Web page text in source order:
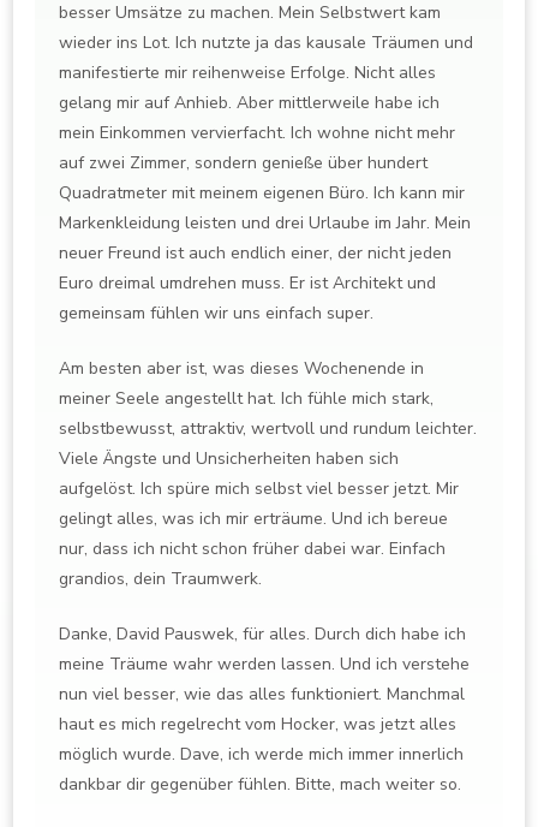
besser Umsätze zu machen. Mein Selbstwert kam
wieder ins Lot. Ich nutzte ja das kausale Träumen und
manifestierte mir reihenweise Erfolge. Nicht alles
gelang mir auf Anhieb. Aber mittlerweile habe ich
mein Einkommen vervierfacht. Ich wohne nicht mehr
auf zwei Zimmer, sondern genieße über hundert
Quadratmeter mit meinem eigenen Büro. Ich kann mir
Markenkleidung leisten und drei Urlaube im Jahr. Mein
neuer Freund ist auch endlich einer, der nicht jeden
Euro dreimal umdrehen muss. Er ist Architekt und
gemeinsam fühlen wir uns einfach super.
Am besten aber ist, was dieses Wochenende in
meiner Seele angestellt hat. Ich fühle mich stark,
selbstbewusst, attraktiv, wertvoll und rundum leichter.
Viele Ängste und Unsicherheiten haben sich
aufgelöst. Ich spüre mich selbst viel besser jetzt. Mir
gelingt alles, was ich mir erträume. Und ich bereue
nur, dass ich nicht schon früher dabei war. Einfach
grandios, dein Traumwerk.
Danke, David Pauswek, für alles. Durch dich habe ich
meine Träume wahr werden lassen. Und ich verstehe
nun viel besser, wie das alles funktioniert. Manchmal
haut es mich regelrecht vom Hocker, was jetzt alles
möglich wurde. Dave, ich werde mich immer innerlich
dankbar dir gegenüber fühlen. Bitte, mach weiter so.